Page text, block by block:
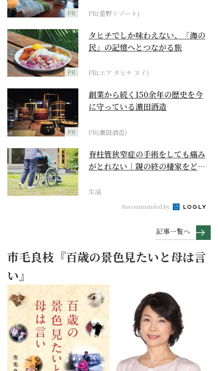
PR PR(星野リゾート)
PR
タヒチでしか味わえない、「海の
民」の記憶へとつながる旅
PR(エア タヒチ ヌイ)
PR
創業から続く150余年の歴史を今
に守っている濵田酒造
PR(濵田酒造)
脊柱管狭窄症の手術をしても痛み
がとれない｜親の終の棲家をどう
生活
Recommended by
記事一覧へ
市毛良枝『百歳の景色見たいと母は言
い』